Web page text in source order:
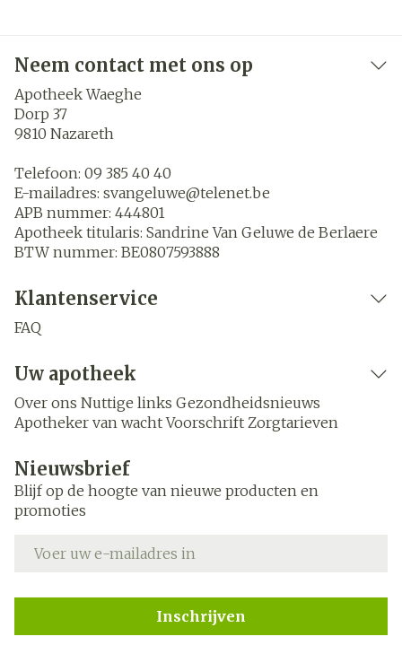
Neem contact met ons op
Apotheek Waeghe
Dorp 37
9810 Nazareth
Telefoon: 09 385 40 40
E-mailadres: svangeluwe@telenet.be
APB nummer: 444801
Apotheek titularis: Sandrine Van Geluwe de Berlaere
BTW nummer: BE0807593888
Klantenservice
FAQ
Uw apotheek
Over ons Nuttige links Gezondheidsnieuws
Apotheker van wacht Voorschrift Zorgtarieven
Nieuwsbrief
Blijf op de hoogte van nieuwe producten en
promoties
Inschrijven